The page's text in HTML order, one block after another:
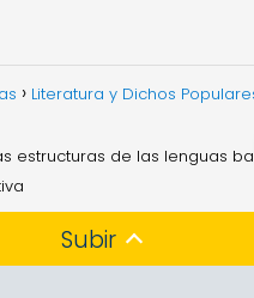
Literatura y Dichos
estructuras de las lenguas
Subir